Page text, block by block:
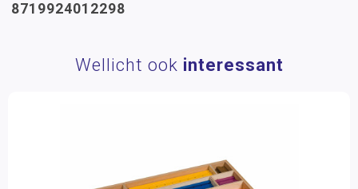
8719924012298
Wellicht ook interessant